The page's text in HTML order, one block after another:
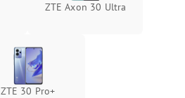
ZTE Axon 30 Ultra
ZTE 30 Pro+